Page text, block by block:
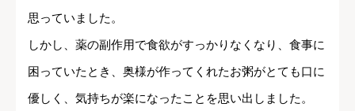
思っていました。
しかし、薬の副作用で食欲がすっかりなくなり、食事に
困っていたとき、奥様が作ってくれたお粥がとても口に
優しく、気持ちが楽になったことを思い出しました。